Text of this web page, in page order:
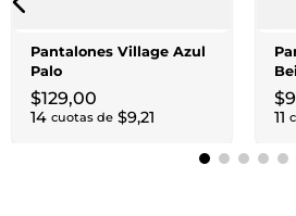
Pantalones Village Azul
Palo
$129,00
14 cuotas de $9,21
$
11